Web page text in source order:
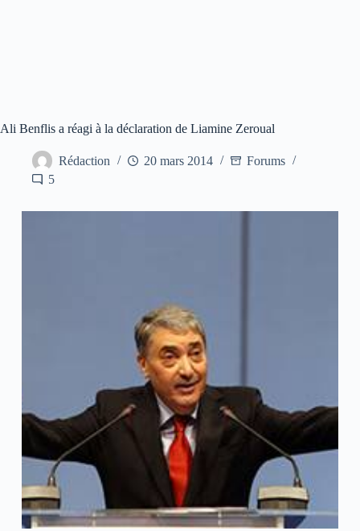
Ali Benflis a réagi à la déclaration de Liamine Zeroual
Rédaction 20 mars 2014
Forums
5